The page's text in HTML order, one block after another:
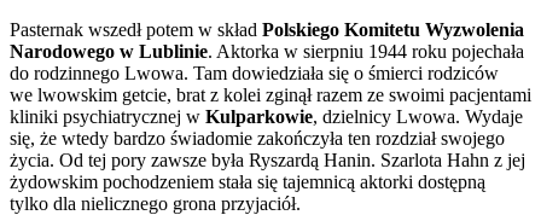
Pasternak wszedł potem w skład Polskiego Komitetu Wyzwolenia
Narodowego w Lublinie. Aktorka w sierpniu 1944 roku pojechała
do rodzinnego Lwowa. Tam dowiedziała się o śmierci rodziców
we lwowskim getcie, brat z kolei zginął razem ze swoimi pacjentami
kliniki psychiatrycznej w Kulparkowie, dzielnicy Lwowa. Wydaje
się, że wtedy bardzo świadomie zakończyła ten rozdział swojego
życia. Od tej pory zawsze była Ryszardą Hanin. Szarlota Hahn z jej
żydowskim pochodzeniem stała się tajemnicą aktorki dostępną
tylko dla nielicznego grona przyjaciół.